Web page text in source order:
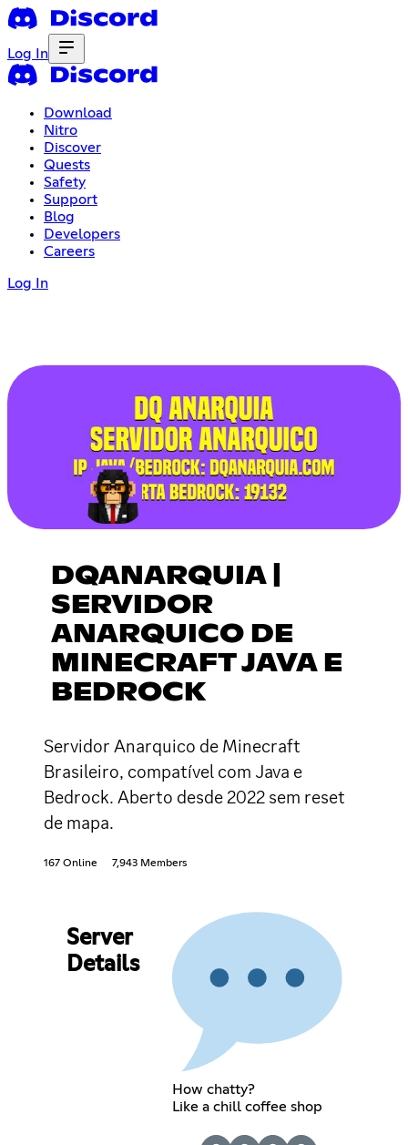
Log In
Download
Nitro
Discover
Quests
Safety
Support
Blog
Developers
Careers
Log In
DQANARQUIA |
SERVIDOR
ANARQUICO DE
MINECRAFT JAVA E
BEDROCK
Servidor Anarquico de Minecraft
Brasileiro, compatível com Java e
Bedrock. Aberto desde 2022 sem reset
de mapa.
167 Online 7,943 Members
Server
Details
How chatty?
Like a chill coffee shop